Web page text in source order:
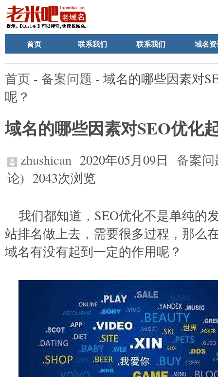
首页 联系我们 联系我们 域名
首页 - 备案问题 - 域名的哪些因素对
呢？
域名的哪些因素对SEO优化
zhushican 2020年05月09日
备案问
论) 2043次浏览
我们都知道，SEO优化不是单纯的
站排名做上去，需要很多过程，那么
域名有没有起到一定的作用呢？